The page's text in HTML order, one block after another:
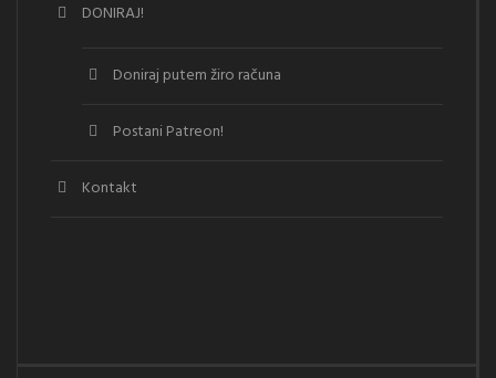
DONIRAJ!
Doniraj putem žiro računa
Postani Patreon!
Kontakt